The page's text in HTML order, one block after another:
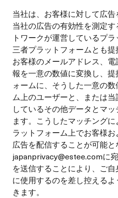
当社は、お客様に対して広
当社の広告の有効性を測定
トワークが運営しているプ
三者プラットフォームとも提
お客様のメールアドレス、
報を一意の数値に変換し、
ォームに、そうした一意の
ム上のユーザーと、または
しているその他データとマ
ます。こうしたマッチング
ラットフォーム上でお客様
広告を配信することが可能と
japanprivacy@estee.comに
を送信することにより、ご
に使用するのを差し控える
きます。